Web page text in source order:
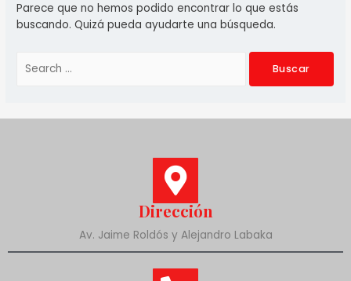
Parece que no hemos podido encontrar lo que estás
buscando. Quizá pueda ayudarte una búsqueda.
Dirección
Av. Jaime Roldós y Alejandro Labaka